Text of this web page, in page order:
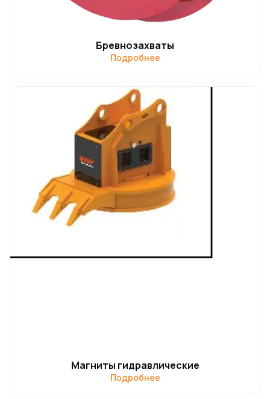
Бревнозахваты
Подробнее
Магниты гидравлические
Подробнее